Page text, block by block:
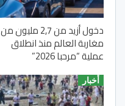
دخول أزيد من 2,7 مليون من
مغاربة العالم منذ انطلاق
عملية “مرحبا 2026”
أخبار